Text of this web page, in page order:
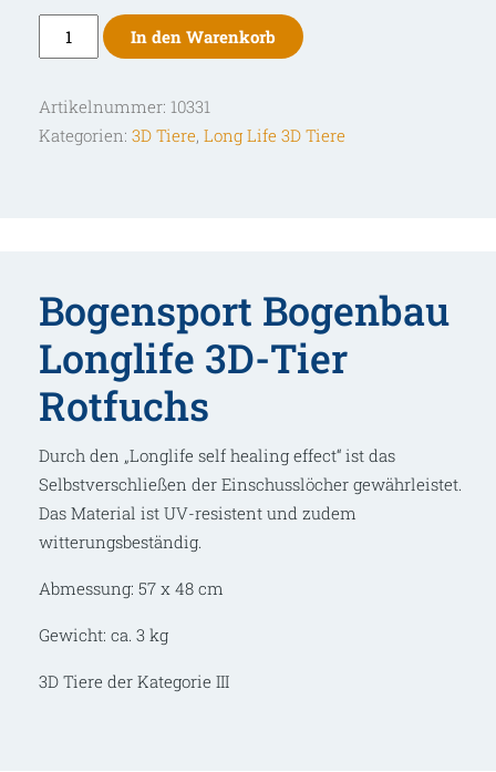
Longlife
3D-
Rotfuchs
Menge
In den Warenkorb
Artikelnummer: 10331
Kategorien: 3D Tiere, Long Life 3D Tiere
Bogensport Bogenbau
Longlife 3D-Tier
Rotfuchs
Durch den „Longlife self healing effect“ ist das
Selbstverschließen der Einschusslöcher gewährleistet.
Das Material ist UV-resistent und zudem
witterungsbeständig.
Abmessung: 57 x 48 cm
Gewicht: ca. 3 kg
3D Tiere der Kategorie III